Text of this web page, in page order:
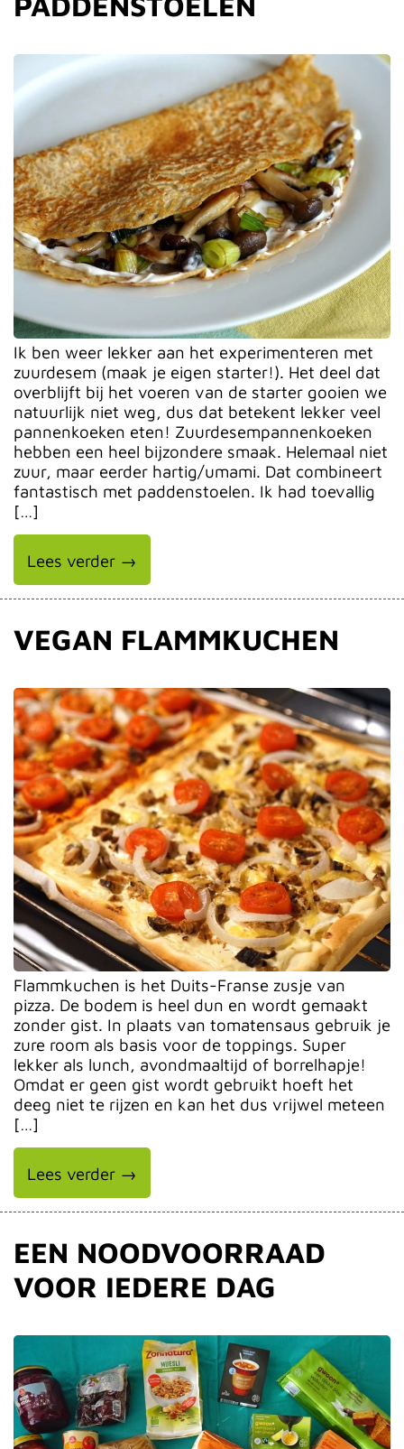
Ik ben weer lekker aan het experimenteren met
zuurdesem (maak je eigen starter!). Het deel dat
overblijft bij het voeren van de starter gooien we
natuurlijk niet weg, dus dat betekent lekker veel
pannenkoeken eten! Zuurdesempannenkoeken
hebben een heel bijzondere smaak. Helemaal niet
zuur, maar eerder hartig/umami. Dat combineert
fantastisch met paddenstoelen. Ik had toevallig
[…]
Lees verder →
VEGAN FLAMMKUCHEN
Flammkuchen is het Duits-Franse zusje van
pizza. De bodem is heel dun en wordt gemaakt
zonder gist. In plaats van tomatensaus gebruik je
zure room als basis voor de toppings. Super
lekker als lunch, avondmaaltijd of borrelhapje!
Omdat er geen gist wordt gebruikt hoeft het
deeg niet te rijzen en kan het dus vrijwel meteen
[…]
Lees verder →
EEN NOODVOORRAAD
VOOR IEDERE DAG